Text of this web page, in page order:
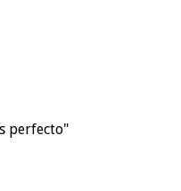
perfecto"